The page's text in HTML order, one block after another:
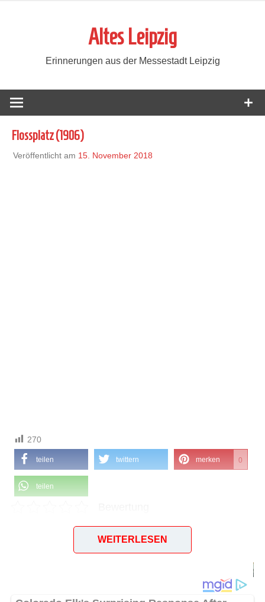
Altes Leipzig
Erinnerungen aus der Messestadt Leipzig
Flossplatz (1906)
Veröffentlicht am 15. November 2018
270
teilen twittern merken 0
teilen
WEITERLESEN